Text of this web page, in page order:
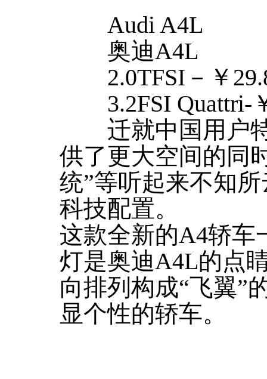
Audi A4L
奥迪A4L
2.0TFSI－￥
3.2FSI Quattri-
迁就中国用户特
供了更大空间的同
统”等听起来不知
科技配置。
这款全新的A4轿车
灯是奥迪A4L的点
向排列构成“飞翼”
显个性的轿车。